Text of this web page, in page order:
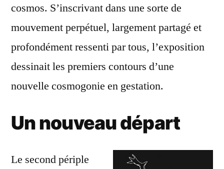
cosmos. S’inscrivant dans une sorte de
mouvement perpétuel, largement partagé et
profondément ressenti par tous, l’exposition
dessinait les premiers contours d’une
nouvelle cosmogonie en gestation.
Un nouveau départ
Le second périple